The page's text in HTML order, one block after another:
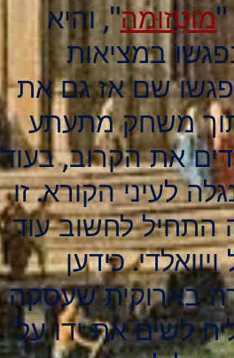
"מוֹטֵזוּמה", והיא
וסקרלטי נפגשו במציאות
שהשניים פגשו שם אז גם את
תוך משחק מתעתע
את הקרוב, בעוד
לעיני הקורא. זו
התחיל לחשוב עוד
כידען
בארוקית שעסקה
לשים את ידו על